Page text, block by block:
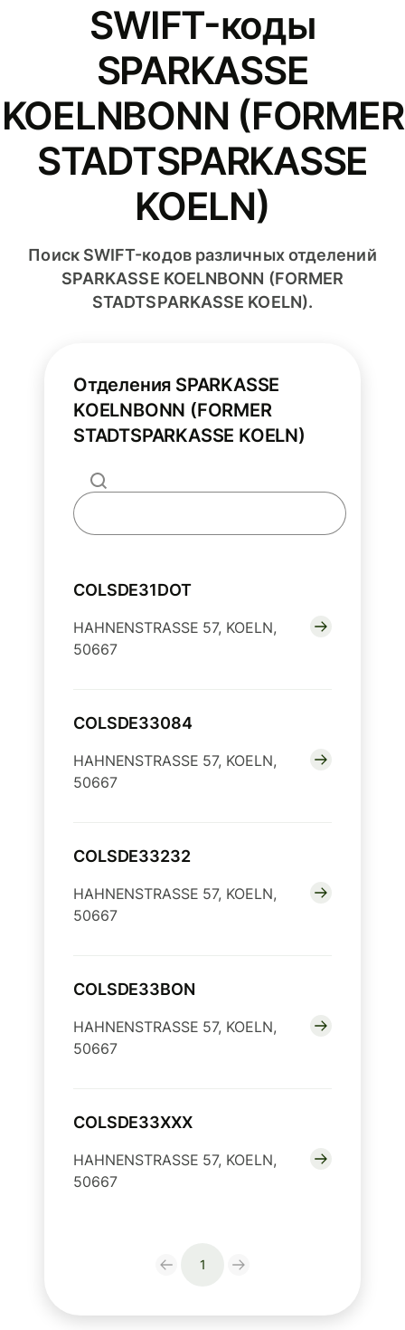
SWIFT-коды
SPARKASSE
KOELNBONN (FORMER
STADTSPARKASSE
KOELN)
Поиск SWIFT-кодов различных отделений
SPARKASSE KOELNBONN (FORMER
STADTSPARKASSE KOELN).
Отделения SPARKASSE
KOELNBONN (FORMER
STADTSPARKASSE KOELN)
COLSDE31DOT
HAHNENSTRASSE 57, KOELN,
50667
COLSDE33084
HAHNENSTRASSE 57, KOELN,
50667
COLSDE33232
HAHNENSTRASSE 57, KOELN,
50667
COLSDE33BON
HAHNENSTRASSE 57, KOELN,
50667
COLSDE33XXX
HAHNENSTRASSE 57, KOELN,
50667
1